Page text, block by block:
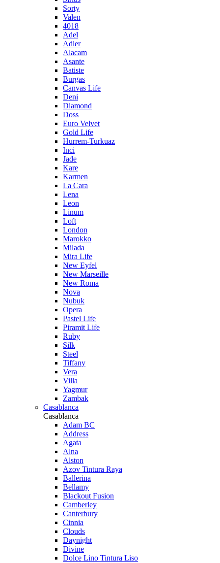
Sorty
Valen
4018
Adel
Adler
Alacam
Asante
Batiste
Burgas
Canvas Life
Deni
Diamond
Doss
Euro Velvet
Gold Life
Hurrem-Turkuaz
Inci
Jade
Kare
Karmen
La Cara
Lena
Leon
Linum
Loft
London
Marokko
Milada
Mira Life
New Eyfel
New Marseille
New Roma
Nova
Nubuk
Opera
Pastel Life
Piramit Life
Ruby
Silk
Steel
Tiffany
Vera
Villa
Yagmur
Zambak
Casablanca
Casablanca
Adam BC
Address
Agata
Alna
Alston
Azov Tintura Raya
Ballerina
Bellamy
Blackout Fusion
Camberley
Canterbury
Cinnia
Clouds
Daynight
Divine
Dolce Lino Tintura Liso